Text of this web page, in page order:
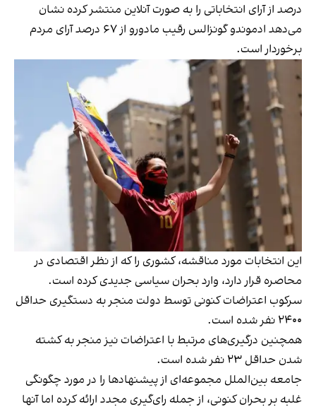
درصد از آرای انتخاباتی را به صورت آنلاین منتشر کرده نشان
می‌دهد ادموندو گونزالس رقیب مادورو از ۶۷ درصد آرای مردم
برخوردار است.
این انتخابات مورد مناقشه، کشوری را که از نظر اقتصادی در
محاصره قرار دارد، وارد بحران سیاسی جدیدی کرده است.
سرکوب اعتراضات کنونی توسط دولت منجر به دستگیری حداقل
۲۴۰۰ نفر شده است.
همچنین درگیری‌های مرتبط با اعتراضات نیز منجر به کشته
شدن حداقل ۲۳ نفر شده است.
جامعه بین‌الملل مجموعه‌ای از پیشنهادها را در مورد چگونگی
غلبه بر بحران کنونی، از جمله رای‌گیری مجدد ارائه کرده اما آنها